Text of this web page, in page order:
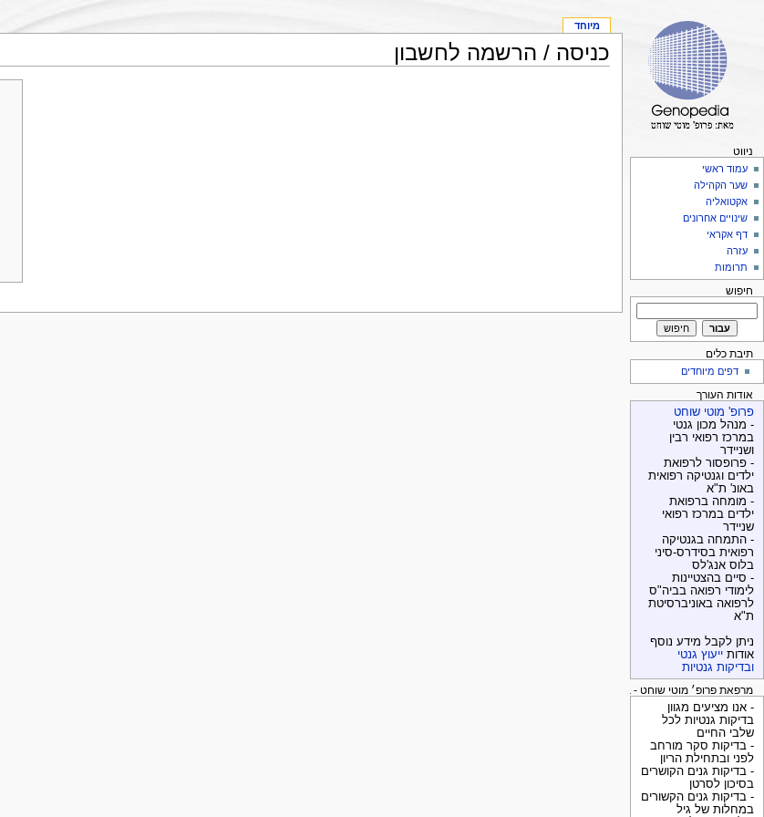
כניסה / הרשמה לחשבון
מיוחד
ניווט
עמוד ראשי
שער הקהילה
אקטואליה
שינויים אחרונים
דף אקראי
עזרה
תרומות
חיפוש
תיבת כלים
דפים מיוחדים
אודות העורך
פרופ' מוטי שוחט
- מנהל מכון גנטי
במרכז רפואי רבין
ושניידר
- פרופסור לרפואת
ילדים וגנטיקה רפואית
באונ' ת"א
- מומחה ברפואת
ילדים במרכז רפואי
שניידר
- התמחה בגנטיקה
רפואית בסידרס-סיני
בלוס אנג'לס
- סיים בהצטיינות
לימודי רפואה בביה"ס
לרפואה באוניברסיטת
ת"א
ניתן לקבל מידע נוסף
אודות ייעוץ גנטי
ובדיקות גנטיות
מרפאת פרופ׳ מוטי שוחט - בדיקות גנטיות
- אנו מציעים מגוון
בדיקות גנטיות לכל
שלבי החיים
- בדיקות סקר מורחב
לפני ובתחילת הריון
- בדיקות גנים הקושרים
בסיכון לסרטן
- בדיקות גנים הקשורים
במחלות של גיל